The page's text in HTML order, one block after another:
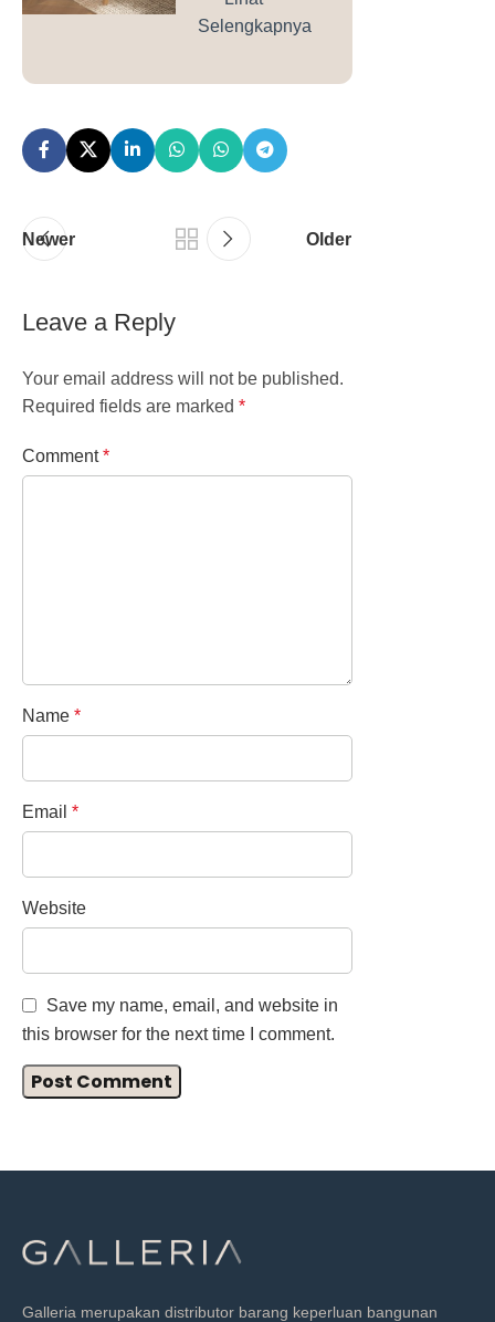
Selengkapnya
Newer Older
Leave a Reply
Your email address will not be published.
Required fields are marked *
Comment*
Name *
Email *
Website
Save my name, email, and website in
this browser for the next time I comment.
Galleria merupakan distributor barang keperluan bangunan